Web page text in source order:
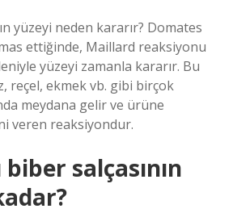
yüzeyi neden kararır? Domates
ettiğinde, Maillard reaksiyonu
yüzeyi zamanla kararır. Bu
reçel, ekmek vb. gibi birçok
meydana gelir ve ürüne
veren reaksiyondur.
biber salçasının